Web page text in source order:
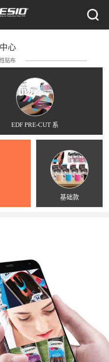
心
贴布
EDF PRE-CUT 系
基础款